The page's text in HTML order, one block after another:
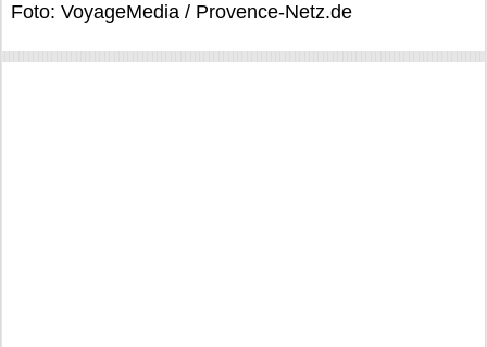
Foto: VoyageMedia / Provence-Netz.de